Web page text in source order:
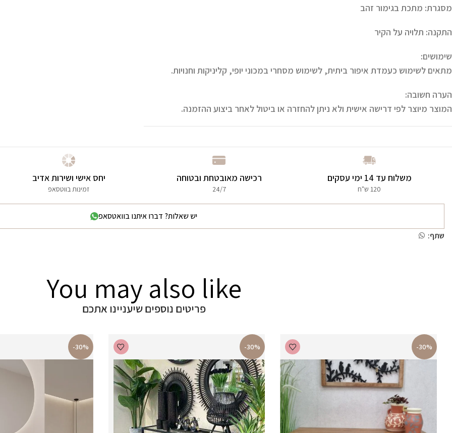
מסגרת: מתכת בגימור זהב
התקנה: תלויה על הקיר
שימושים:
מתאים לשימוש כעמדת איפור ביתית, לשימוש מסחרי במכוני יופי, קליניקות וחנויות.
הערה חשובה:
המוצר מיוצר לפי דרישה אישית ולא ניתן להחזרה או ביטול לאחר ביצוע ההזמנה.
משלוח עד 14 ימי עסקים
120 ש"ח
רכישה מאובטחת ובטוחה
24/7
יחס אישי ושירות אדיב
זמינות בווטסאפ
יש שאלות? דברו איתנו בוואטסאפ
שתף:
You may also like
פריטים נוספים שיעניינו אתכם
-30%
-30%
-30%